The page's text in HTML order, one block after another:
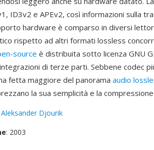
ID3v2 e APEv2, così informazioni sulla
hardware è comparso in diversi
rispetto ad altri formati lossless
source è distribuita sotto licenza GNU
di terze parti. Sebbene codec
fetta maggiore del panorama audio
la sua semplicità e la
Aleksander Djourik
: 2003